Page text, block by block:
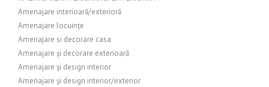
Amenajare interioară/exterioră
Amenajare locuințe
Amenajare si decorare casa
Amenajare și decorare exterioară
Amenajare și design interior
Amenajare și design interior/exterior